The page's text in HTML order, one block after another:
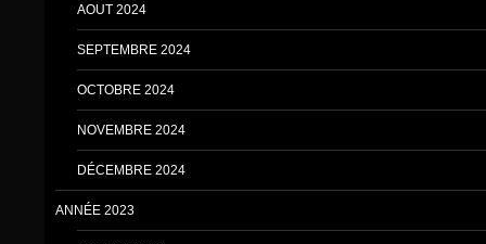
AOUT 2024
SEPTEMBRE 2024
OCTOBRE 2024
NOVEMBRE 2024
DÉCEMBRE 2024
ANNÉE 2023